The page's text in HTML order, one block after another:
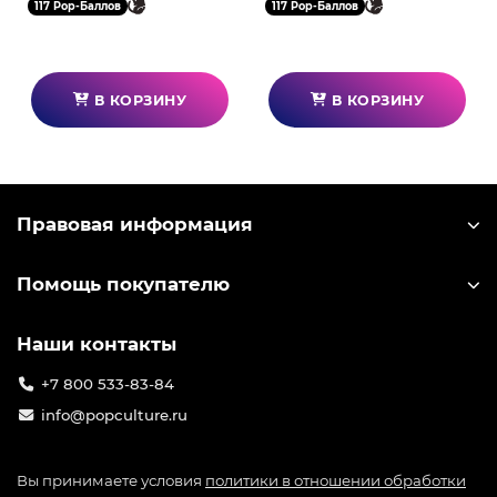
117 Pop-Баллов
В КОРЗИНУ
117 Pop-Баллов
В КОРЗИНУ
Правовая информация
Помощь покупателю
Наши контакты
+7 800 533-83-84
info@popculture.ru
Вы принимаете условия политики в отношении обработки